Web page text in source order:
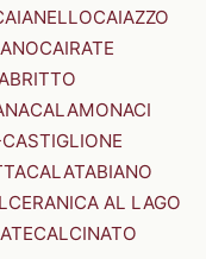
CAIAZZO
CAIRATE
CALAMONACI
CALATABIANO
AL LAGO
CALCINATO